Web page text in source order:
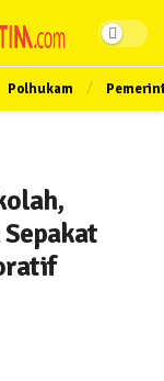
Polhukam